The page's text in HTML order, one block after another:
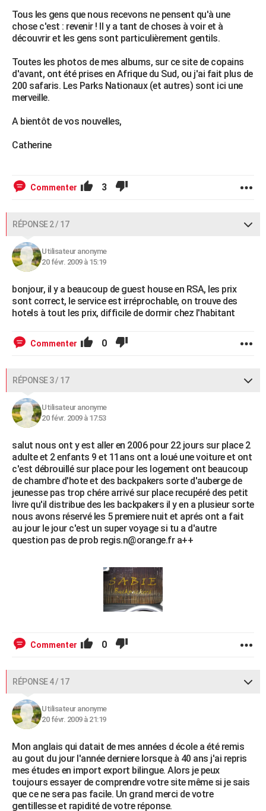
Tous les gens que nous recevons ne pensent qu'à une
chose c'est : revenir ! Il y a tant de choses à voir et à
découvrir et les gens sont particulièrement gentils.
Toutes les photos de mes albums, sur ce site de copains
d'avant, ont été prises en Afrique du Sud, ou j'ai fait plus de
200 safaris. Les Parks Nationaux (et autres) sont ici une
merveille.
A bientôt de vos nouvelles,
Catherine
Commenter 3
RÉPONSE 2 / 17
Utilisateur anonyme
20 févr. 2009 à 15:19
bonjour, il y a beaucoup de guest house en RSA, les prix
sont correct, le service est irréprochable, on trouve des
hotels à tout les prix, difficile de dormir chez l'habitant
Commenter 0
RÉPONSE 3 / 17
Utilisateur anonyme
20 févr. 2009 à 17:53
salut nous ont y est aller en 2006 pour 22 jours sur place 2
adulte et 2 enfants 9 et 11ans ont a loué une voiture et ont
c'est débrouillé sur place pour les logement ont beaucoup
de chambre d'hote et des backpakers sorte d'auberge de
jeunesse pas trop chére arrivé sur place recupéré des petit
livre qu'il distribue des les backpakers il y en a plusieur sorte
nous avons réservé les 5 premiere nuit et aprés ont a fait
au jour le jour c'est un super voyage si tu a d'autre
question pas de prob regis.n@orange.fr a++
Commenter 0
RÉPONSE 4 / 17
Utilisateur anonyme
20 févr. 2009 à 21:19
Mon anglais qui datait de mes années d école a été remis
au gout du jour l'année derniere lorsque à 40 ans j'ai repris
mes études en import export bilingue. Alors je peux
toujours essayer de comprendre votre site même si je sais
que ce ne sera pas facile. Un grand merci de votre
gentillesse et rapidité de votre réponse.